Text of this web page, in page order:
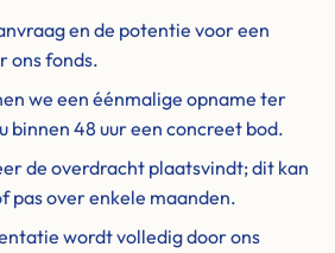
en de potentie voor een
ons fonds.
we een éénmalige opname ter
binnen 48 uur een concreet bod.
de overdracht plaatsvindt; dit kan
pas over enkele maanden.
wordt volledig door ons